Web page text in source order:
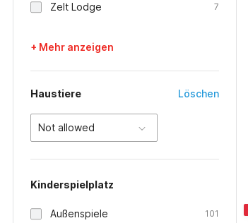
Zelt Lodge 7
+ Mehr anzeigen
Haustiere Löschen
Not allowed
Kinderspielplatz
Außenspiele 101